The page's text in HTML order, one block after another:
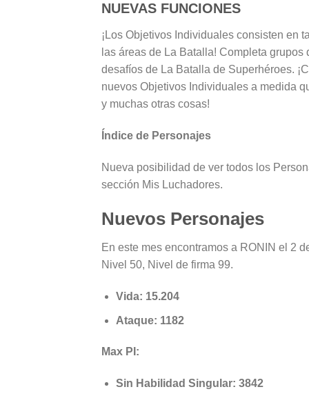
NUEVAS FUNCIONES
¡Los Objetivos Individuales consisten en
las áreas de La Batalla! Completa
desafíos de La Batalla de Superhéroes.
nuevos Objetivos Individuales a medida
y muchas otras cosas!
Índice de Personajes
Nueva posibilidad de ver todos los
sección Mis Luchadores.
Nuevos Personajes
En este mes encontramos a RONIN el 2
Nivel 50, Nivel de firma 99.
Vida: 15.204
Ataque: 1182
Max PI:
Sin Habilidad Singular: 3842